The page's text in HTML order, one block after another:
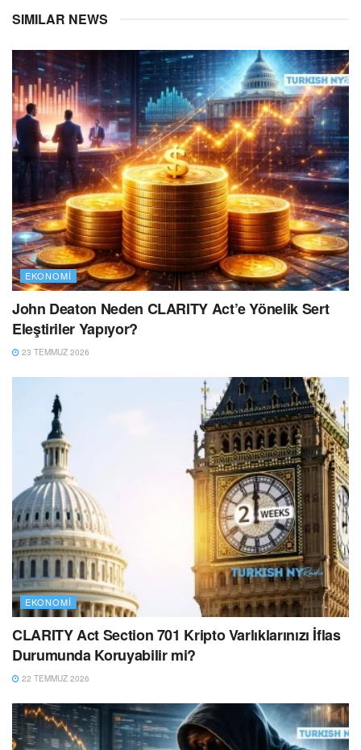
SIMILAR NEWS
EKONOMI
John Deaton Neden CLARITY Act’e Yönelik Sert
Eleştiriler Yapıyor?
23 TEMMUZ 2026
EKONOMI
CLARITY Act Section 701 Kripto Varlıklarınızı İflas
Durumunda Koruyabilir mi?
22 TEMMUZ 2026